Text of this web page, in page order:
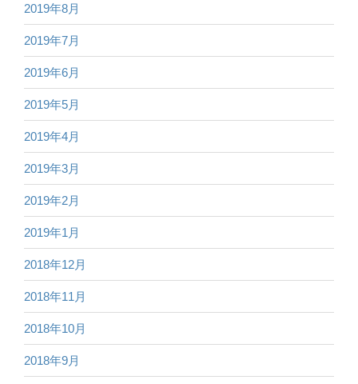
2019年8月
2019年7月
2019年6月
2019年5月
2019年4月
2019年3月
2019年2月
2019年1月
2018年12月
2018年11月
2018年10月
2018年9月